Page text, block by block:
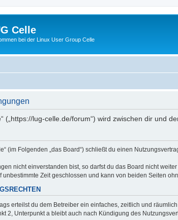
Celle
bei der Linux User Group Celle
(„https://lug-celle.de/forum“) wird zwischen dir und
(im Folgenden „das Board“) schließt du einen
nicht einverstanden bist, so darfst du das Board nicht
unbestimmte Zeit geschlossen und kann von beiden Seiten
erteilst du dem Betreiber ein einfaches, zeitlich und
2, Unterpunkt a bleibt auch nach Kündigung des